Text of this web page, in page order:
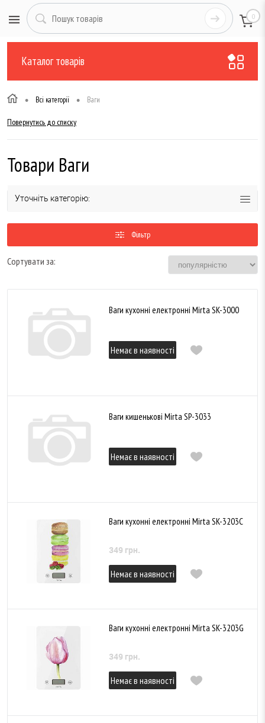
0
Каталог товарів
• Всі категорії • Ваги
Повернутись до списку
Товари Ваги
Уточніть категорію:
Фільтр
Сортувати за:
Ваги кухонні електронні Mirta SK-3000
Немає в наявності
Ваги кишенькові Mirta SP-3033
Немає в наявності
Ваги кухонні електронні Mirta SK-3203C
349 грн.
Немає в наявності
Ваги кухонні електронні Mirta SK-3203G
349 грн.
Немає в наявності